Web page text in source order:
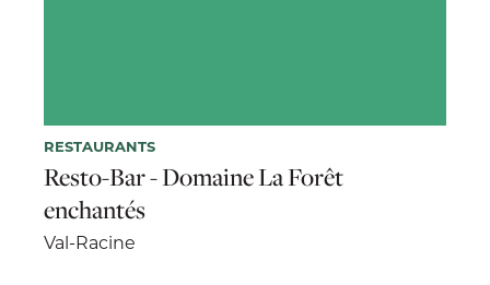
RESTAURANTS
Resto-Bar - Domaine La Forêt
enchantés
Val-Racine